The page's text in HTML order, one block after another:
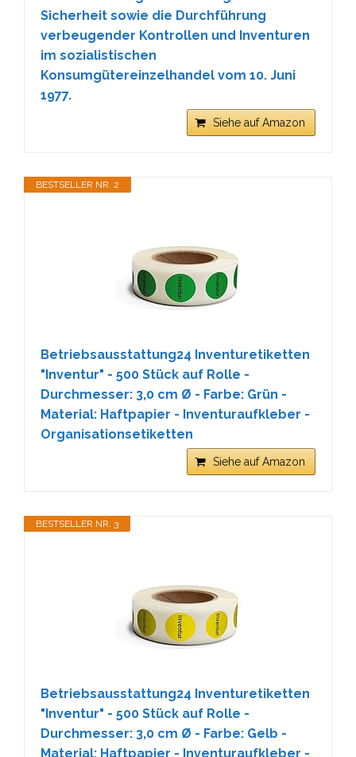
Sicherheit sowie die Durchführung
verbeugender Kontrollen und Inventuren
im sozialistischen
Konsumgütereinzelhandel vom 10. Juni
1977.
Siehe auf Amazon
BESTSELLER NR. 2
Betriebsausstattung24 Inventuretiketten
"Inventur" - 500 Stück auf Rolle -
Durchmesser: 3,0 cm Ø - Farbe: Grün -
Material: Haftpapier - Inventuraufkleber -
Organisationsetiketten
Siehe auf Amazon
BESTSELLER NR. 3
Betriebsausstattung24 Inventuretiketten
"Inventur" - 500 Stück auf Rolle -
Durchmesser: 3,0 cm Ø - Farbe: Gelb -
Material: Haftpapier - Inventuraufkleber -